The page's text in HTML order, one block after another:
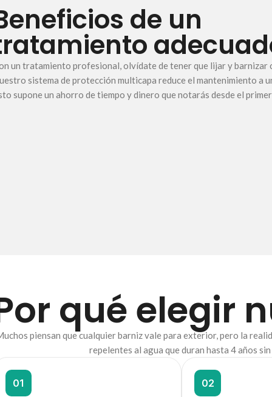
de un
un tratamiento profesional, olvídate de tener que lijar y barnizar
sistema de protección multicapa reduce el mantenimiento a
supone un ahorro de tiempo y dinero que notarás desde el
qué elegir
piensan que cualquier barniz vale para exterior, pero la
repelentes al agua que duran hasta 4 años
01 02